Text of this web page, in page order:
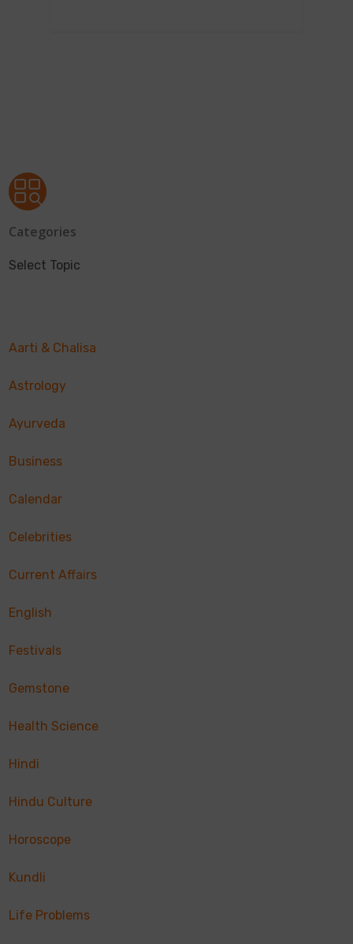
Categories
Select Topic
Aarti & Chalisa
Astrology
Ayurveda
Business
Calendar
Celebrities
Current Affairs
English
Festivals
Gemstone
Health Science
Hindi
Hindu Culture
Horoscope
Kundli
Life Problems